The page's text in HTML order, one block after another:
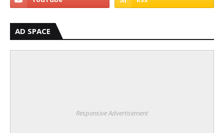
AD SPACE
Responsive Advertisement